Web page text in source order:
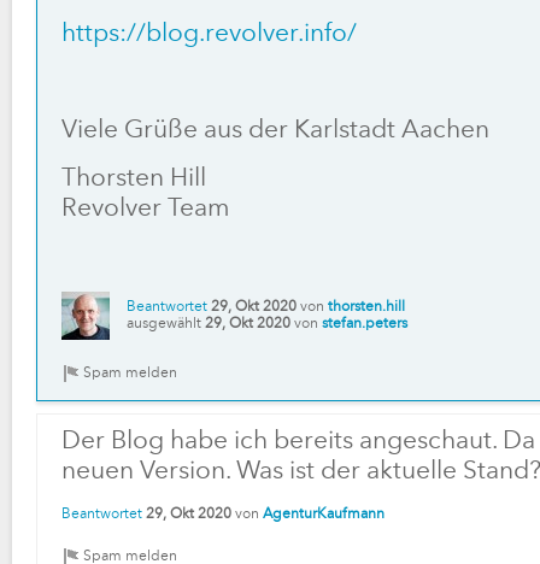
https://blog.revolver.info/
Viele Grüße aus der Karlstadt Aachen
Thorsten Hill
Revolver Team
Beantwortet 29, Okt 2020 von thorsten.hill
ausgewählt 29, Okt 2020 von stefan.peters
Der Blog habe ich bereits angeschaut.
neuen Version. Was ist der aktuelle Stand?
Beantwortet 29, Okt 2020 von AgenturKaufmann